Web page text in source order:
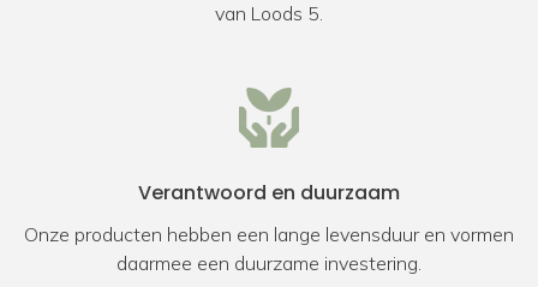
van Loods 5.
Verantwoord en duurzaam
Onze producten hebben een lange levensduur en vormen
daarmee een duurzame investering.